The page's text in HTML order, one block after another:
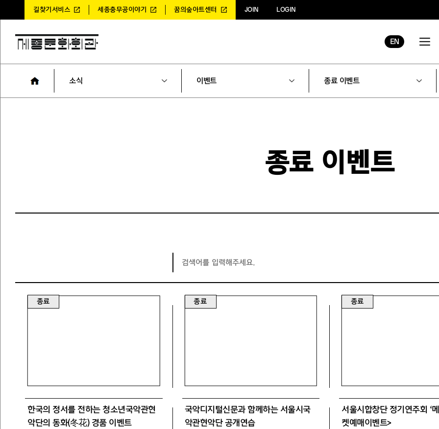
길찾기서비스 세종충무공이야기 꿈의숲아트센터 JOIN LOGIN
EN
소식 이벤트 종료 이벤트
종료 이벤트
종료
한국의 정서를 전하는 청소년국악관현
악단의 동화(冬花) 경품 이벤트
종료
국악디지털신문과 함께하는 서울시국
악관현악단 공개연습
종료
서울시합창단 정기연주회 ‘메
켓예매이벤트>